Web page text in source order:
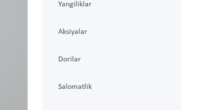
Yangiliklar
Aksiyalar
Dorilar
Salomatlik